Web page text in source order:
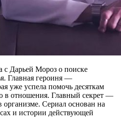
с Дарьей Мороз о поиске
Главная героиня —
уже успела помочь десяткам
в отношения. Главный секрет —
организме. Сериал основан на
и истории действующей